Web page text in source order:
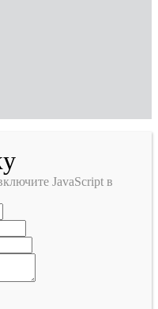
JavaScript в